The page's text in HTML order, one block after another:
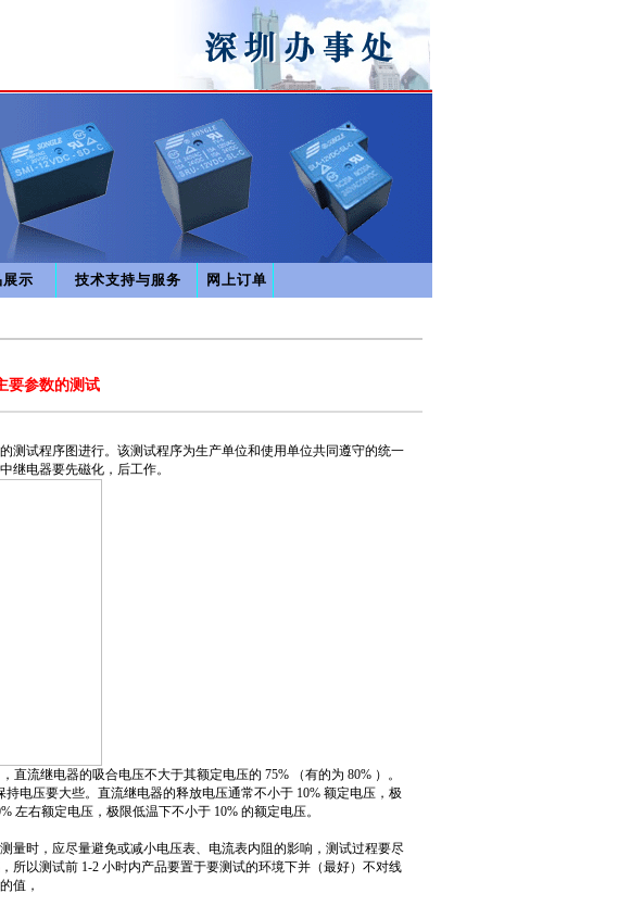
展示 技术支持与服务 网上订单
要参数的测试
试程序图进行。该测试程序为生产单位和使用单位共同遵守的统一
继电器要先磁化，后工作。
流继电器的吸合电压不大于其额定电压的 75% （有的为 80% ）。
电压要大些。直流继电器的释放电压通常不小于 10% 额定电压，极
左右额定电压，极限低温下不小于 10% 的额定电压。
时，应尽量避免或减小电压表、电流表内阻的影响，测试过程要尽
所以测试前 1-2 小时内产品要置于要测试的环境下并（最好）不对线
值，